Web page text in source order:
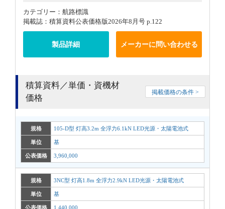
カテゴリー：航路標識
掲載誌：積算資料公表価格版2026年8月号 p.122
製品詳細 メーカーに問い合わせる
積算資料／単価・資機材
価格
掲載価格の条件 >
規格 105-D型 灯高3.2m 全浮力6.1kN LED光源・太陽電池式
単位 基
公表価格 3,960,000
規格 3NC型 灯高1.8m 全浮力2.9kN LED光源・太陽電池式
単位 基
公表価格 1,440,000